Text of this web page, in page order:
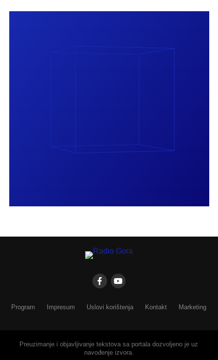
Program Impresum Uslovi korištenja Kontakt Marketing
Preuzimanje i objavljivanje tekstova sa portala dozvoljeno je uz
navođenje izvora.